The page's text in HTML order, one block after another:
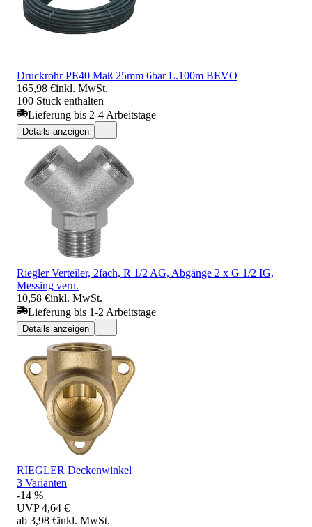
Druckrohr PE40 Maß 25mm 6bar L.100m BEVO
165,98 €inkl. MwSt.
100 Stück enthalten
Lieferung bis 2-4 Arbeitstage
Details anzeigen
Riegler Verteiler, 2fach, R 1/2 AG, Abgänge 2 x G 1/2 IG,
Messing vern.
10,58 €inkl. MwSt.
Lieferung bis 1-2 Arbeitstage
Details anzeigen
RIEGLER Deckenwinkel
3 Varianten
-14 %
UVP 4,64 €
ab 3,98 €inkl. MwSt.